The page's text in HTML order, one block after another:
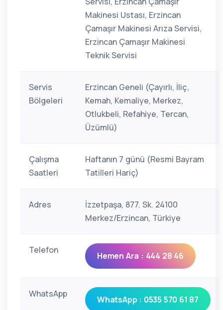
Makinesi Ustası, Erzincan
Çamaşır Makinesi Arıza Servisi,
Erzincan Çamaşır Makinesi
Teknik Servisi
Servis
Bölgeleri
Erzincan Geneli (Çayırlı, İliç,
Kemah, Kemaliye, Merkez,
Otlukbeli, Refahiye, Tercan,
Üzümlü)
Çalışma
Saatleri
Haftanın 7 günü (Resmi Bayram
Tatilleri Hariç)
Adres
İzzetpaşa, 877. Sk. 24100
Merkez/Erzincan, Türkiye
Telefon
Hemen Ara : 444 28 46
WhatsApp
WhatsApp : 0535 570 61 87